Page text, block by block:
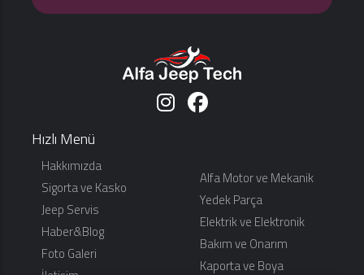
Hızlı Menü
Hakkımızda
Sigorta ve Kasko
Jeep Servis
Haber&Blog
Foto Galeri
Alfa Motor ve Mekanik
Yedek Parça
Elektrik ve Elektronik
Bakım ve Onarım
Kaporta ve Boya